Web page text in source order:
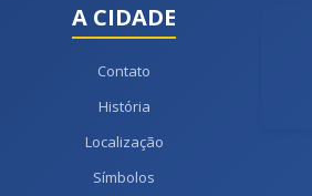
A CIDADE
Contato
História
Localização
Símbolos